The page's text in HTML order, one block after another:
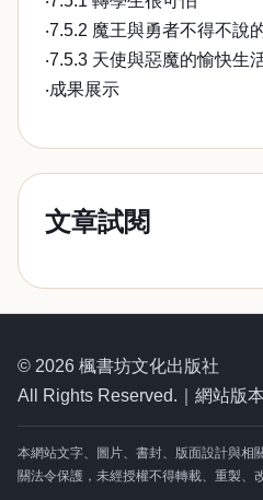
‧7.5.2 魔王與勇者不得不說
‧7.5.3 天使與惡魔的愉快生
‧成果展示
文章試閱
© 2026 楓書坊文化出版社
All Rights Reserved.｜網站版
本網站文字、圖片、書封、版面設計與相
關法令保護，未經授權不得轉載、重製、